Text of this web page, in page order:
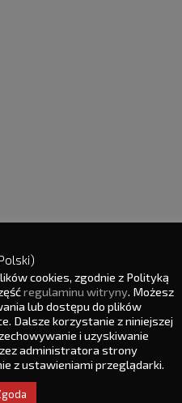
Peso máximo de la porción:
Peso mínimo de la porción:
Capacidad de la línea:
del producto y el tamaño
Tipo de sacos: abiertos, de
plano sin pliegues
cookies, zgodnie z Polityką
regulaminu witryny. Możesz
lub dostępu do plików
Dalsze korzystanie z niniejszej
i uzyskiwanie
administratora strony
z ustawieniami przeglądarki.